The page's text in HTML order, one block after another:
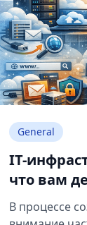
General
IT-
что вам
(полное
В процессе